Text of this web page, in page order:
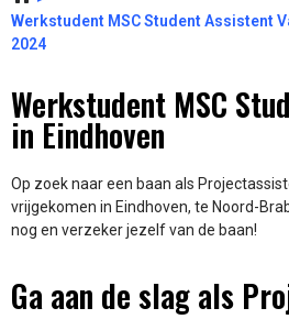
Werkstudent MSC Student Assistent
2024
Werkstudent MSC
in Eindhoven
Op zoek naar een baan als
vrijgekomen in Eindhoven, te Noord-
nog en verzeker jezelf van de baan!
Ga aan de slag als